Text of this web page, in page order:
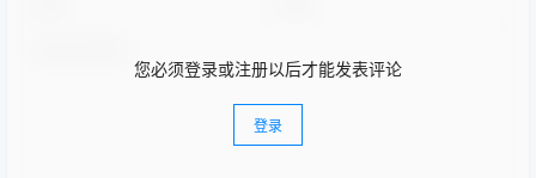
您必须登录或注册以后才能发表评论
登录